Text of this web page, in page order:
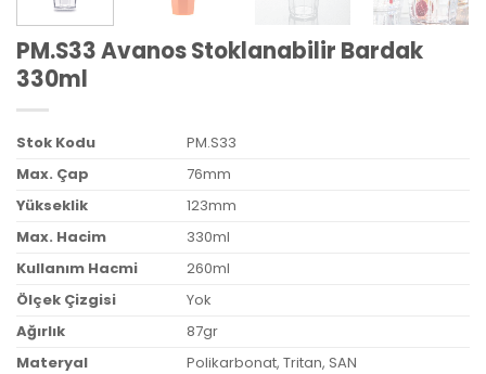
PM.S33 Avanos Stoklanabilir Bardak
330ml
Stok Kodu
PM.S33
Max. Çap
76mm
Yükseklik
123mm
Max. Hacim
330ml
Kullanım Hacmi
260ml
Ölçek Çizgisi
Yok
Ağırlık
87gr
Materyal
Polikarbonat, Tritan, SAN